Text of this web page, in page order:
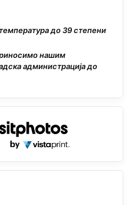
до 39 степени
нашим
администрација до